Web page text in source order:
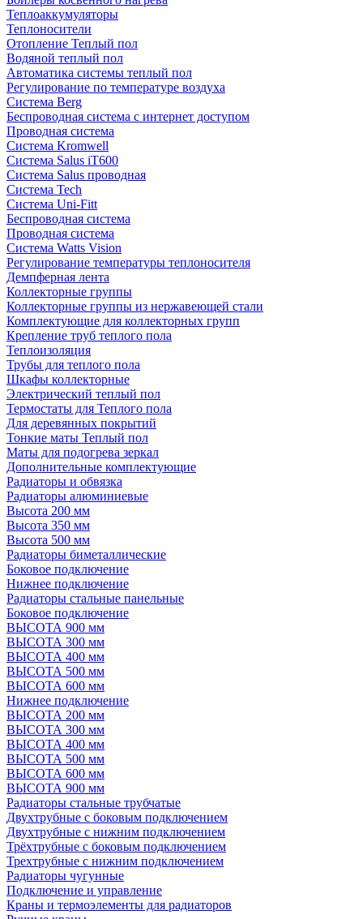
Теплоаккумуляторы
Теплоносители
Отопление Теплый пол
Водяной теплый пол
Автоматика системы теплый пол
Регулирование по температуре воздуха
Система Berg
Беспроводная система с интернет доступом
Проводная система
Система Kromwell
Система Salus iT600
Система Salus проводная
Система Tech
Система Uni-Fitt
Беспроводная система
Проводная система
Система Watts Vision
Регулирование температуры теплоносителя
Демпферная лента
Коллекторные группы
Коллекторные группы из нержавеющей стали
Комплектующие для коллекторных групп
Крепление труб теплого пола
Теплоизоляция
Трубы для теплого пола
Шкафы коллекторные
Электрический теплый пол
Термостаты для Теплого пола
Для деревянных покрытий
Тонкие маты Теплый пол
Маты для подогрева зеркал
Дополнительные комплектующие
Радиаторы и обвязка
Радиаторы алюминиевые
Высота 200 мм
Высота 350 мм
Высота 500 мм
Радиаторы биметаллические
Боковое подключение
Нижнее подключение
Радиаторы стальные панельные
Боковое подключение
ВЫСОТА 900 мм
ВЫСОТА 300 мм
ВЫСОТА 400 мм
ВЫСОТА 500 мм
ВЫСОТА 600 мм
Нижнее подключение
ВЫСОТА 200 мм
ВЫСОТА 300 мм
ВЫСОТА 400 мм
ВЫСОТА 500 мм
ВЫСОТА 600 мм
ВЫСОТА 900 мм
Радиаторы стальные трубчатые
Двухтрубные с боковым подключением
Двухтрубные с нижним подключением
Трёхтрубные с боковым подключением
Трехтрубные с нижним подключением
Радиаторы чугунные
Подключение и управление
Краны и термоэлементы для радиаторов